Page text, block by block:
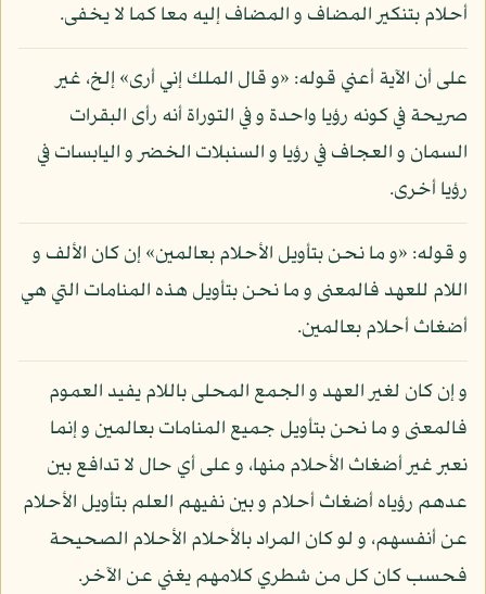
أحلام بتنكير المضاف و المضاف إليه معا كما لا يخفى.
على أن الآية أعني قوله: «و قال الملك إني أرى» إلخ، غير
صريحة في كونه رؤيا واحدة و في التوراة أنه رأى البقرات
السمان و العجاف في رؤيا و السنبلات الخضر و اليابسات في
رؤيا أخرى.
و قوله: «و ما نحن بتأويل الأحلام بعالمين» إن كان الألف و
اللام للعهد فالمعنى و ما نحن بتأويل هذه المنامات التي هي
أضغاث أحلام بعالمين.
و إن كان لغير العهد و الجمع المحلى باللام يفيد العموم
فالمعنى و ما نحن بتأويل جميع المنامات بعالمين و إنما
نعبر غير أضغاث الأحلام منها، و على أي حال لا تدافع بين
عدهم رؤياه أضغاث أحلام و بين نفيهم العلم بتأويل الأحلام
عن أنفسهم، و لو كان المراد بالأحلام الأحلام الصحيحة
فحسب كان كل من شطري كلامهم يغني عن الآخر.